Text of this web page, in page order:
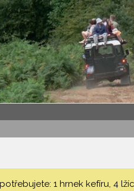
1 hrnek kefíru, 4